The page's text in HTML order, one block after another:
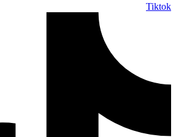
Tiktok